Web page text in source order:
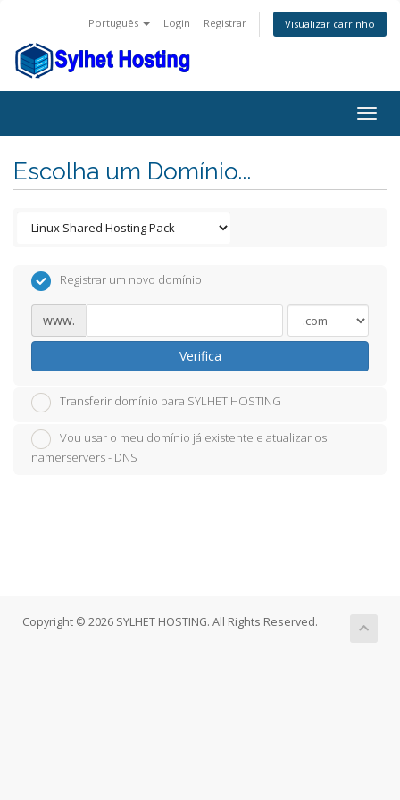
Português Login Registrar Visualizar carrinho
Escolha um Domínio...
Registrar um novo domínio
www.
Verifica
Transferir domínio para SYLHET HOSTING
Vou usar o meu domínio já existente e atualizar os
namerservers - DNS
Copyright © 2026 SYLHET HOSTING. All Rights Reserved.